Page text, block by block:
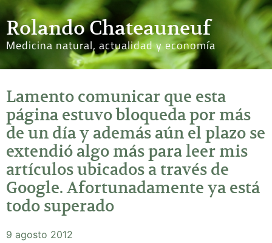
Rolando Chateauneuf
Medicina natural, actualidad y economía
Lamento comunicar que esta
página estuvo bloqueda por más
de un día y además aún el plazo se
extendió algo más para leer mis
artículos ubicados a través de
Google. Afortunadamente ya está
todo superado
9 agosto 2012